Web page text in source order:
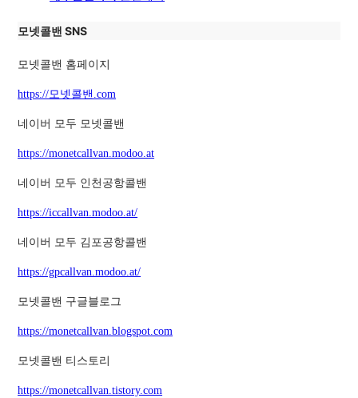
모넷콜밴 SNS
모넷콜밴 홈페이지
https://모넷콜밴.com
네이버 모두 모넷콜밴
https://monetcallvan.modoo.at
네이버 모두 인천공항콜밴
https://iccallvan.modoo.at/
네이버 모두 김포공항콜밴
https://gpcallvan.modoo.at/
모넷콜밴 구글블로그
https://monetcallvan.blogspot.com
모넷콜밴 티스토리
https://monetcallvan.tistory.com